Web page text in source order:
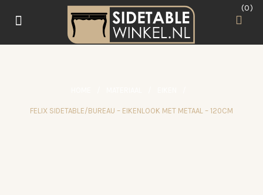
0
FELIX SIDETABLE/BUREAU – EIKENLOOK MET METAAL – 120CM